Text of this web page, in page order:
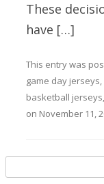
These
have […]
This entry was
game day jerseys,
basketball jerseys,
on November 11,